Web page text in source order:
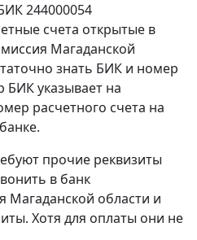
244000054
счета открытые в
Магаданской
знать БИК и номер
БИК указывает на
расчетного счета на
прочие реквизиты
в банк
Магаданской области и
Хотя для оплаты они не